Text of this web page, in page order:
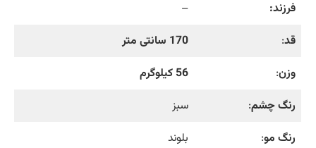
فرزند:
–
قد:
170 سانتی متر
وزن:
56 کیلوگرم
رنگ چشم:
سبز
رنگ مو: بلوند